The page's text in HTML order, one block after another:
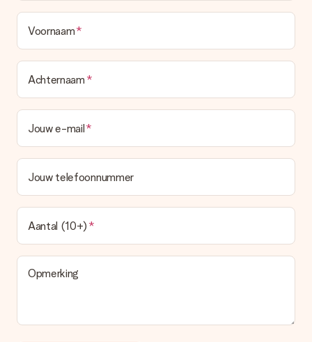
Voornaam
Achternaam
Jouw e-mail
Jouw telefoonnummer
Aantal (10+)
Opmerking